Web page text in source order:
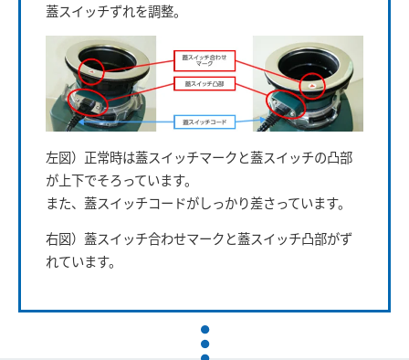
蓋スイッチずれを調整。
左図）正常時は蓋スイッチマークと蓋スイッチの凸部
が上下でそろっています。
また、蓋スイッチコードがしっかり差さっています。
右図）蓋スイッチ合わせマークと蓋スイッチ凸部がず
れています。